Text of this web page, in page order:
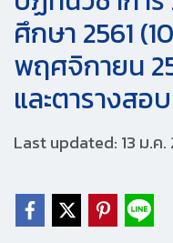
ศึกษา 2561
พฤศจิกายน
และตารางสอ
Last updated: 13 ม.ค.